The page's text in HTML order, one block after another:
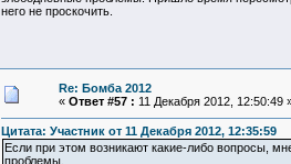
него не проскочить.
Re: Бомба 2012
« Ответ #57 : 11 Декабря 2012, 12:50:49
Цитата: Участник от 11 Декабря 2012, 12:35:59
Если при этом возникают какие-либо вопросы,
проблемы.